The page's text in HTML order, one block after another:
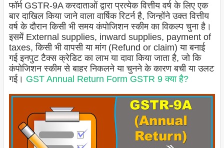
फॉर्म GSTR-9A करदाताओं द्वारा प्रत्येक वित्तीय वर्ष के लिए एक
बार दाखिल किया जाने वाला वार्षिक रिटर्न है, जिन्होंने उक्त वित्तीय
वर्ष के दौरान किसी भी समय कंपोजिशन स्कीम का विकल्प चुना है।
इसमें External supplies, inward supplies, payment of
taxes, किसी भी वापसी या मांग (Refund or claim) या बनाई
गई इनपुट टैक्स क्रेडिट का लाभ या दावा किया जाता है, जो कि
कंपोजिशन स्कीम से बाहर निकलने या चुनने के कारण बची या उलट
गई। GST Annual Return Form GSTR 9 क्या है?